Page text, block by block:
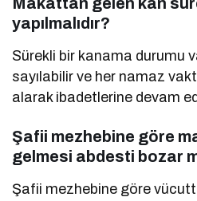
yapılmalıdır?
Sürekli bir kanama durumu
sayılabilir ve her namaz
alarak ibadetlerine devam
Şafii mezhebine göre
gelmesi abdesti bozar
Şafii mezhebine göre